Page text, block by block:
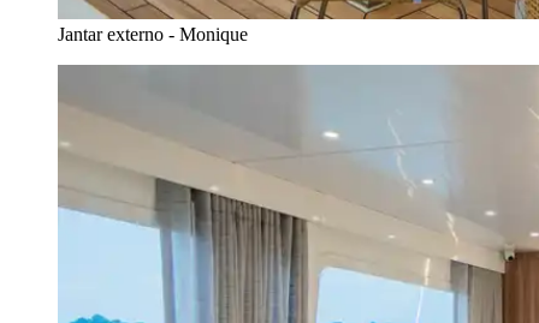
Jantar externo - Monique